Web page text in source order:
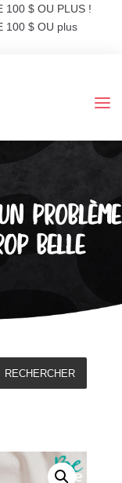
100 $ OU PLUS !
100 $ OU plus
PROBLÈME
BELLE
RECHERCHER